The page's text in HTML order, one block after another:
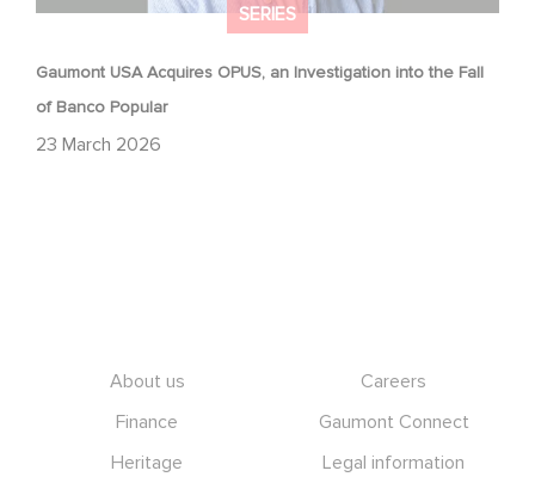
SERIES
Gaumont USA Acquires OPUS, an Investigation into the Fall
of Banco Popular
23 March 2026
About us
Careers
Finance
Gaumont Connect
Heritage
Legal information